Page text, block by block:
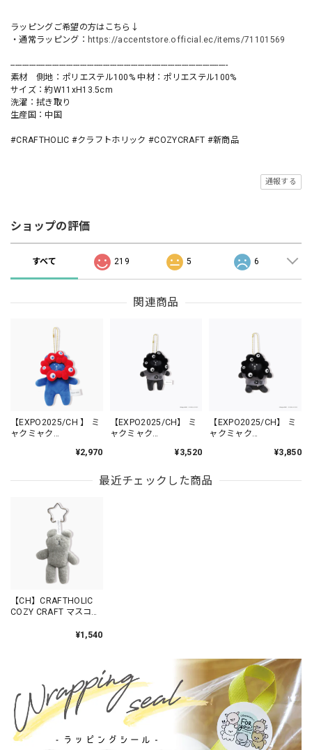
ラッピングご希望の方はこちら↓
・通常ラッピング： https://accentstore.official.ec/items/71101569
----------------------------------------------------------------------------------------------
素材 側地：ポリエステル100% 中材：ポリエステル100%
サイズ：約W11xH13.5cm
洗濯：拭き取り
生産国：中国
#CRAFTHOLIC #クラフトホリック #COZYCRAFT #新商品
通報する
ショップの評価
すべて 219 5 6
関連商品
【EXPO2025/CH 】 ミ
ャクミャク
ャクなりきりマスコッ
ACT006
¥2,970
【EXPO2025/CH】 ミ
ャクミャク
ャクなりきりマスコッ
SLOTH BLACK /
¥3,520
【EXPO2025/CH】 ミ
ャクミャク
ャクなりきりおすわり
シャツver SLOTH
¥3,850
最近チェックした商品
【CH】CRAFTHOLIC
COZY CRAFT マスコッ
¥1,540